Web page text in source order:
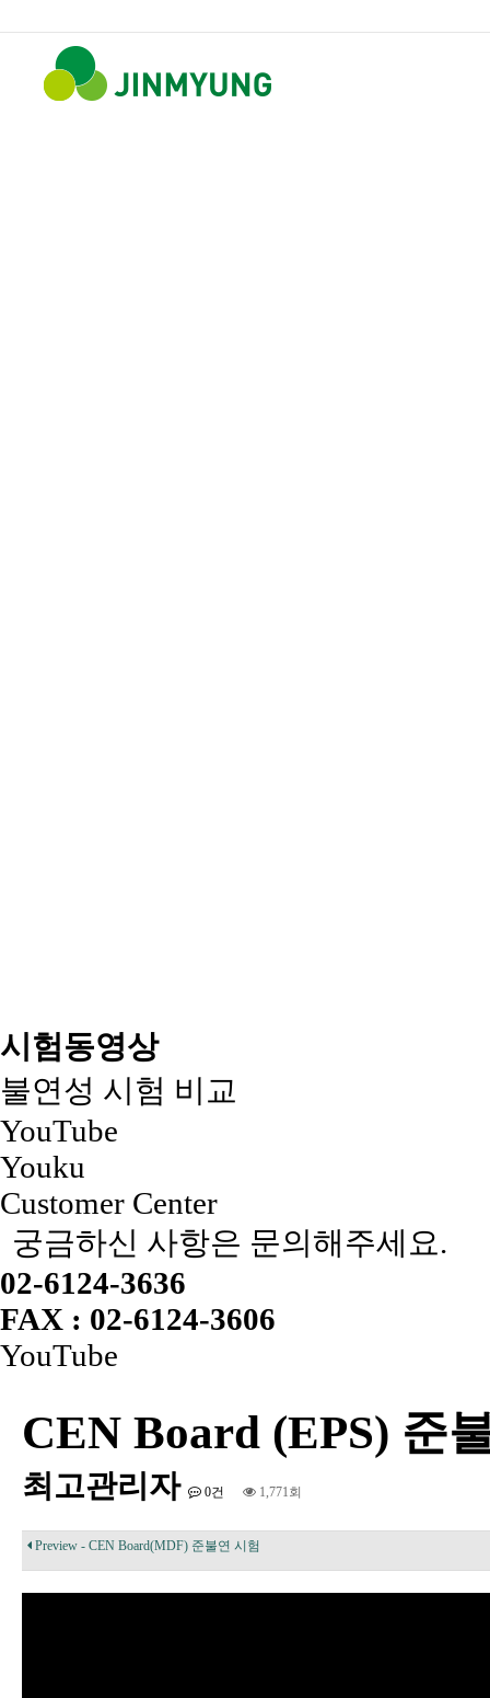
시험동영상
불연성 시험 비교
YouTube
Youku
Customer Center
궁금하신 사항은 문의해주세요.
02-6124-3636
FAX : 02-6124-3606
YouTube
CEN Board (EPS) 준
최고관리자 0건 1,771회
Preview - CEN Board(MDF) 준불연 시험